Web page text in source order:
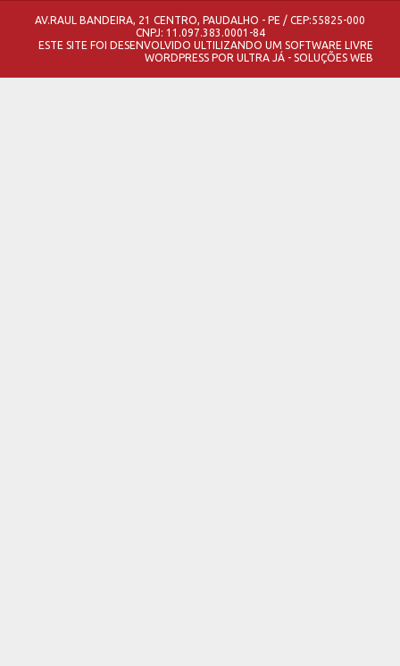
AV.RAUL BANDEIRA, 21 CENTRO, PAUDALHO - PE / CEP:55825-000
CNPJ: 11.097.383.0001-84
ESTE SITE FOI DESENVOLVIDO ULTILIZANDO UM SOFTWARE LIVRE
WORDPRESS POR ULTRA JÁ - SOLUÇÕES WEB